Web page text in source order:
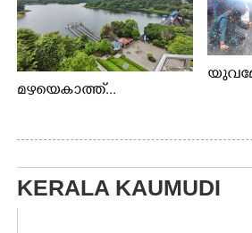
മഴയെകാത്ത്...
KERALA KAUMUDI